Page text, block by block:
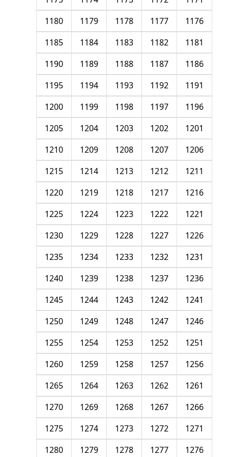
1176
1177
1178
1179
1180
1181
1182
1183
1184
1185
1186
1187
1188
1189
1190
1191
1192
1193
1194
1195
1196
1197
1198
1199
1200
1201
1202
1203
1204
1205
1206
1207
1208
1209
1210
1211
1212
1213
1214
1215
1216
1217
1218
1219
1220
1221
1222
1223
1224
1225
1226
1227
1228
1229
1230
1231
1232
1233
1234
1235
1236
1237
1238
1239
1240
1241
1242
1243
1244
1245
1246
1247
1248
1249
1250
1251
1252
1253
1254
1255
1256
1257
1258
1259
1260
1261
1262
1263
1264
1265
1266
1267
1268
1269
1270
1271
1272
1273
1274
1275
1276
1277
1278
1279
1280